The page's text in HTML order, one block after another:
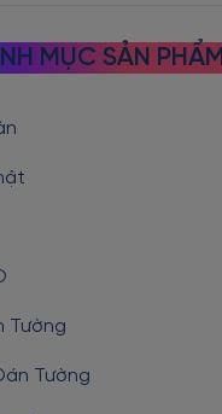
MỤC SẢN PHẨM
Tường
Tường